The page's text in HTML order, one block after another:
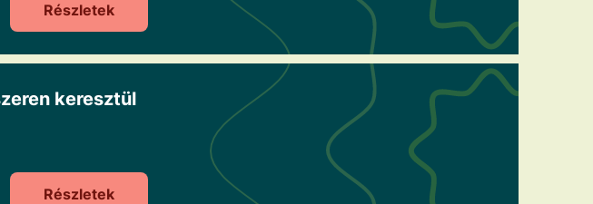
Részletek
keresztül
Részletek